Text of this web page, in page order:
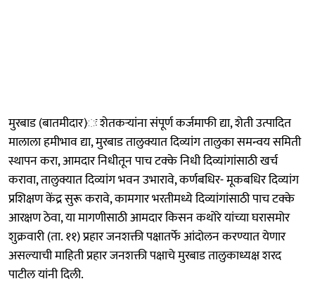
मुरबाड (बातमीदार)ः शेतकऱ्यांना संपूर्ण कर्जमाफी द्या, शेती उत्पादित
मालाला हमीभाव द्या, मुरबाड तालुक्यात दिव्यांग तालुका समन्वय समिती
स्थापन करा, आमदार निधीतून पाच टक्के निधी दिव्यांगांसाठी खर्च
करावा, तालुक्यात दिव्यांग भवन उभारावे, कर्णबधिर- मूकबधिर दिव्यांग
प्रशिक्षण केंद्र सुरू करावे, कामगार भरतीमध्ये दिव्यांगांसाठी पाच टक्के
आरक्षण ठेवा, या मागणीसाठी आमदार किसन कथोरे यांच्या घरासमोर
शुक्रवारी (ता. ११) प्रहार जनशक्ती पक्षातर्फे आंदोलन करण्यात येणार
असल्याची माहिती प्रहार जनशक्ती पक्षाचे मुरबाड तालुकाध्यक्ष शरद
पाटील यांनी दिली.